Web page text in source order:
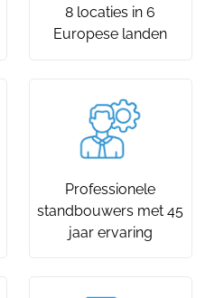
8 locaties in 6
Europese landen
Professionele
standbouwers met 45
jaar ervaring